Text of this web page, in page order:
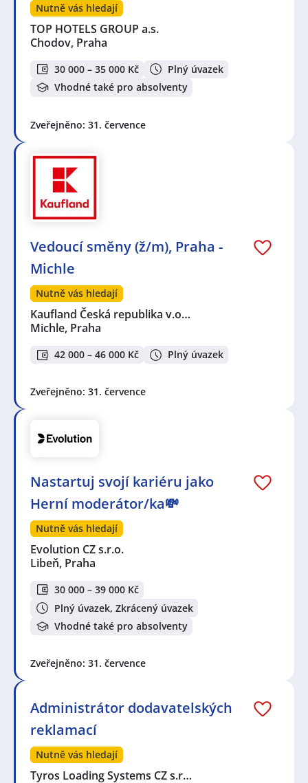
Nutně vás hledají
TOP HOTELS GROUP a.s.
Chodov, Praha
30 000 – 35 000 Kč
Plný úvazek
Vhodné také pro absolventy
Zveřejněno: 31. července
Vedoucí směny (ž/m), Praha -
Michle
Nutně vás hledají
Kaufland Česká republika v.o…
Michle, Praha
42 000 – 46 000 Kč Plný úvazek
Zveřejněno: 31. července
Nastartuj svojí kariéru jako
Herní moderátor/ka💸
Nutně vás hledají
Evolution CZ s.r.o.
Libeň, Praha
30 000 – 39 000 Kč
Plný úvazek, Zkrácený úvazek
Vhodné také pro absolventy
Zveřejněno: 31. července
Administrátor dodavatelských
reklamací
Nutně vás hledají
Tyros Loading Systems CZ s.r…